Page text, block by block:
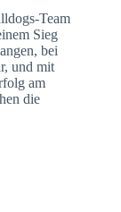
Team
Sieg
bei
und mit
am
die